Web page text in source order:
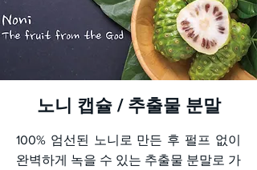
노니 캡슐 / 추출물 분말
100% 엄선된 노니로 만든 후 펄프 없이
완벽하게 녹을 수 있는 추출물 분말로 가